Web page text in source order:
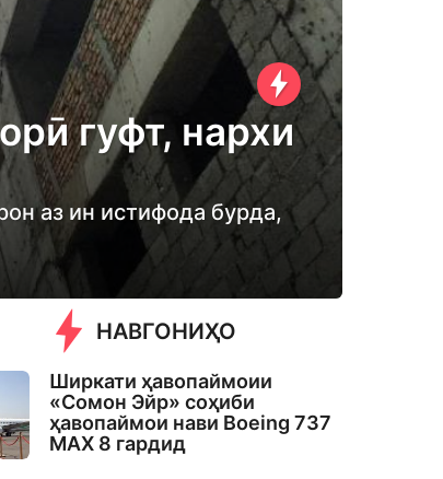
гуфт, нархи
аз ин истифода бурда,
НАВГОНИҲО
Ширкати ҳавопаймоии
«Сомон Эйр» соҳиби
ҳавопаймои нави Boeing 737
MAX 8 гардид